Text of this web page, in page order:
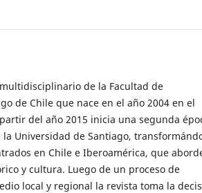
de la Facultad de
de Chile que nace en el año 2004 en el
del año 2015 inicia una segunda
Universidad de Santiago,
en Chile e Iberoamérica, que
y cultura. Luego de un proceso de
local y regional la revista toma la